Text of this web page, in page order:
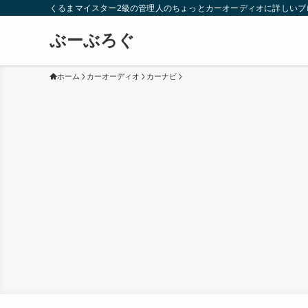
くるまマイスター2級の管理人のちょっとカーオーディオに詳しいブ
ぶーぶろぐ
ホーム カーオーディオ カーナビ